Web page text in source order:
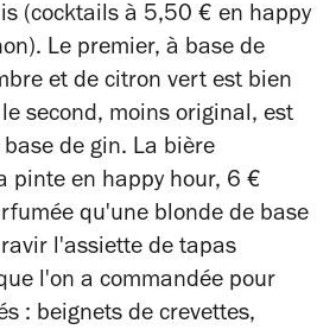
(cocktails à 5,50 € en happy
Le premier, à base de
et de citron vert est bien
second, moins original, est
de gin. La bière
pinte en happy hour, 6 €
qu'une blonde de base
l'assiette de tapas
l'on a commandée pour
: beignets de crevettes,